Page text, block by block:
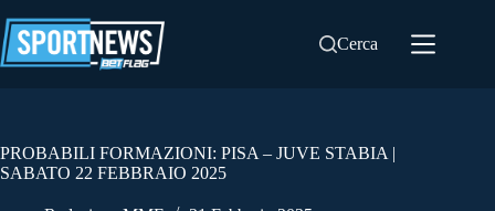
al
contenuto
Cerca
PROBABILI FORMAZIONI: PISA – JUVE STABIA |
SABATO 22 FEBBRAIO 2025